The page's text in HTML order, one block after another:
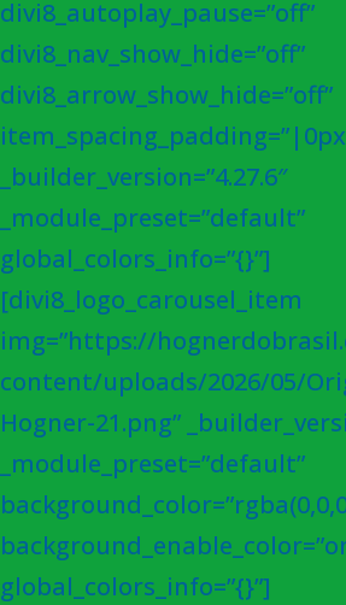
divi8_autoplay_pause=”off”
divi8_nav_show_hide=”off”
divi8_arrow_show_hide=”off”
_builder_version=”4.27.6″
_module_preset=”default”
global_colors_info=”{}”]
[divi8_logo_carousel_item
img=”https://
content/uploads/2026/05/
Hogner-21.png”
_module_preset=”default”
global_colors_info=”{}”]